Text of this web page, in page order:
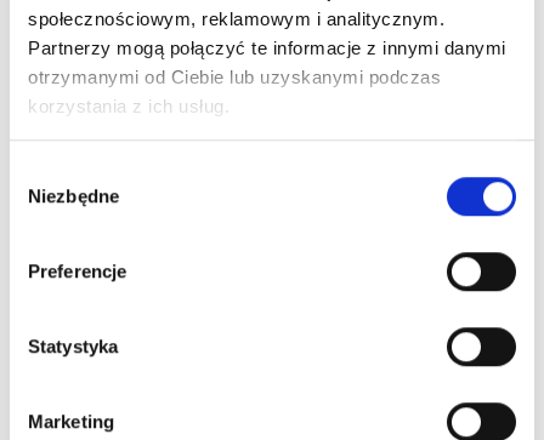
społecznościowym, reklamowym i analitycznym.
Partnerzy mogą połączyć te informacje z innymi danymi
otrzymanymi od Ciebie lub uzyskanymi podczas
korzystania z ich usług.
zgody
Niezbędne
Preferencje
Statystyka
Marketing